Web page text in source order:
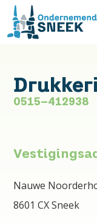
0515-412938
Nauwe
8601 CX Sneek